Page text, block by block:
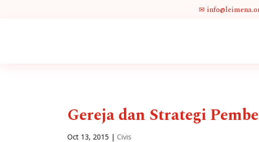
✉
Gereja dan Strategi
Oct 13, 2015 | Civis